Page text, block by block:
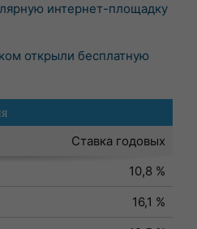
интернет-площадку
открыли бесплатную
Ставка годовых
10,8 %
16,1 %